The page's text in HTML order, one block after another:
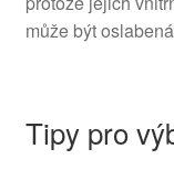
může být
Tipy pro